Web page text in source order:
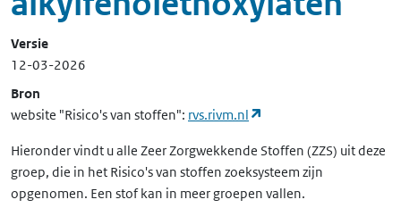
Versie
12-03-2026
Bron
website "Risico's van stoffen": rvs.rivm.nl
Hieronder vindt u alle Zeer Zorgwekkende Stoffen (ZZS) uit deze
groep, die in het Risico's van stoffen zoeksysteem zijn
opgenomen. Een stof kan in meer groepen vallen.